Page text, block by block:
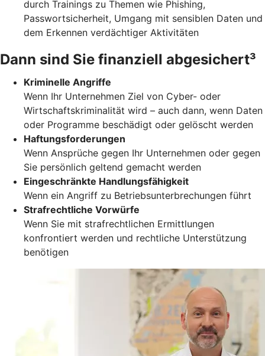
durch Trainings zu Themen wie Phishing,
Passwortsicherheit, Umgang mit sensiblen Daten und
dem Erkennen verdächtiger Aktivitäten
Dann sind Sie finanziell abgesichert³
Kriminelle Angriffe
Wenn Ihr Unternehmen Ziel von Cyber- oder
Wirtschaftskriminalität wird – auch dann, wenn Daten
oder Programme beschädigt oder gelöscht werden
Haftungsforderungen
Wenn Ansprüche gegen Ihr Unternehmen oder gegen
Sie persönlich geltend gemacht werden
Eingeschränkte Handlungsfähigkeit
Wenn ein Angriff zu Betriebsunterbrechungen führt
Strafrechtliche Vorwürfe
Wenn Sie mit strafrechtlichen Ermittlungen
konfrontiert werden und rechtliche Unterstützung
benötigen